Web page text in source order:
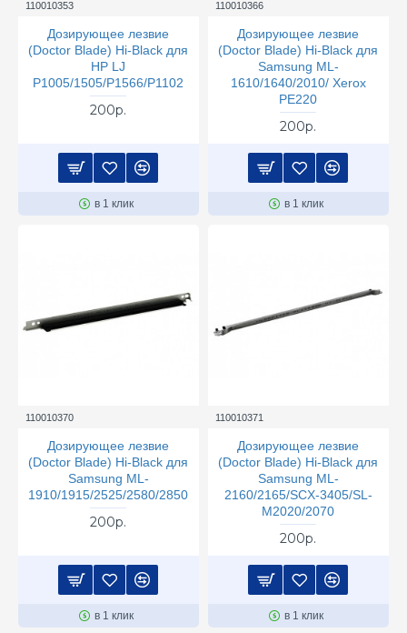
110010353
Дозирующее лезвие
(Doctor Blade) Hi-Black для
HP LJ
P1005/1505/P1566/P1102
200р.
в 1 клик
110010366
Дозирующее лезвие
(Doctor Blade) Hi-Black для
Samsung ML-
1610/1640/2010/ Xerox
PE220
200р.
в 1 клик
110010370
Дозирующее лезвие
(Doctor Blade) Hi-Black для
Samsung ML-
1910/1915/2525/2580/2850
200р.
в 1 клик
110010371
Дозирующее лезвие
(Doctor Blade) Hi-Black для
Samsung ML-
2160/2165/SCX-3405/SL-
M2020/2070
200р.
в 1 клик